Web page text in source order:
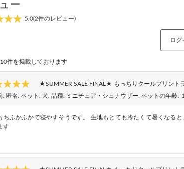
ー
5.0(2件のレビュー)
ログ
件を掲載しております
★SUMMER SALE FINAL★ もっちりクールプリント
: 匿名 . ペット: 犬 . 品種: ミニチュア・シュナウザー . ペットの年齢:
ちふかふかで寝やすそうです。 生地もとても冷たくて暑くなる
す